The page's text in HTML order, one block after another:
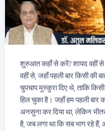
शुरुआत कहाँ से करें? शायद वहीं
वहीं से, जहाँ पहली बार किसी की
चुपचाप मुस्कुरा दिए थे, ताकि
हिल चुका है। जहाँ हम पहली
अनसुना कर दिया था, लेकिन
है, जब लगा था कि सब भाग रहे